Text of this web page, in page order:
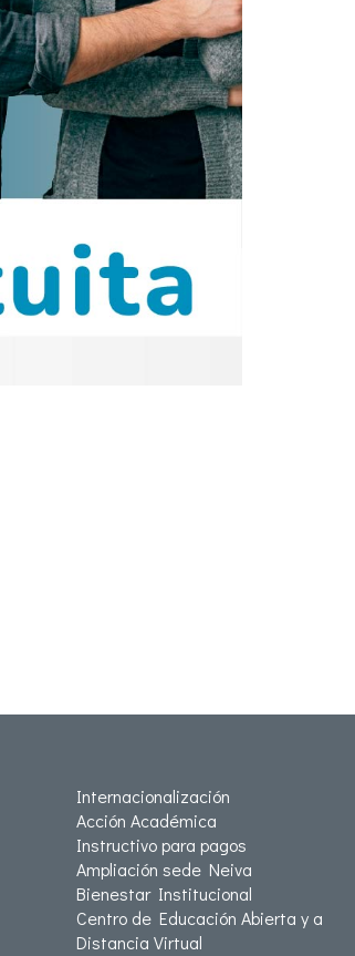
Internacionalización
Acción Académica
Instructivo para pagos
Ampliación sede Neiva
Bienestar Institucional
Centro de Educación Abierta y a
Distancia Virtual